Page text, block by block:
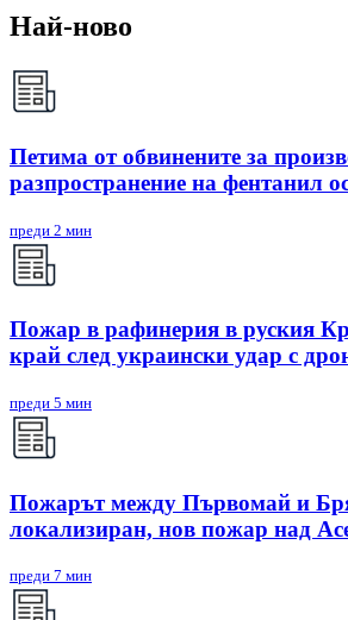
Най-ново
Петима от обвинените за
разпространение на фентанил
преди 2 мин
Пожар в рафинерия в руския
край след украински удар с
преди 5 мин
Пожарът между Първомай и
локализиран, нов пожар над
преди 7 мин